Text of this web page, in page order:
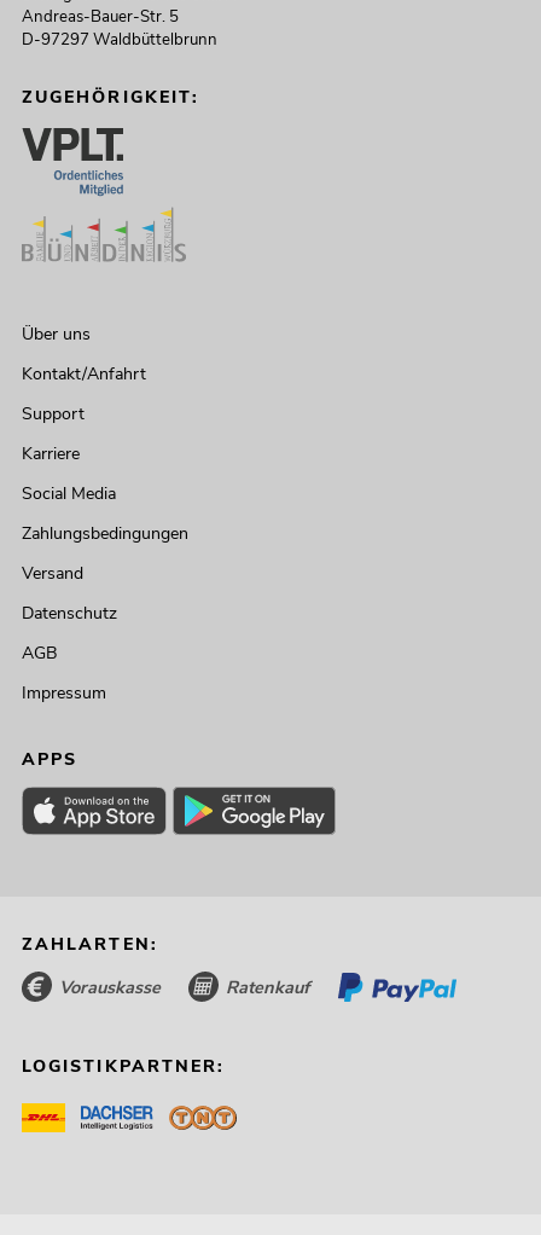
Andreas-Bauer-Str. 5
D-97297 Waldbüttelbrunn
ZUGEHÖRIGKEIT:
Über uns
Kontakt/Anfahrt
Support
Karriere
Social Media
Zahlungsbedingungen
Versand
Datenschutz
AGB
Impressum
APPS
ZAHLARTEN:
Vorauskasse Ratenkauf
LOGISTIKPARTNER: